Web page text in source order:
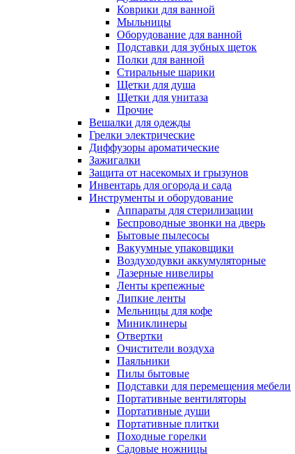
Коврики для ванной
Мыльницы
Оборудование для ванной
Подставки для зубных щеток
Полки для ванной
Стиральные шарики
Щетки для душа
Щетки для унитаза
Прочие
Вешалки для одежды
Грелки электрические
Диффузоры ароматические
Зажигалки
Защита от насекомых и грызунов
Инвентарь для огорода и сада
Инструменты и оборудование
Аппараты для стерилизации
Беспроводные звонки на дверь
Бытовые пылесосы
Вакуумные упаковщики
Воздуходувки аккумуляторные
Лазерные нивелиры
Ленты крепежные
Липкие ленты
Мельницы для кофе
Миниклинеры
Отвертки
Очистители воздуха
Паяльники
Пилы бытовые
Подставки для перемещения мебели
Портативные вентиляторы
Портативные души
Портативные плитки
Походные горелки
Садовые ножницы